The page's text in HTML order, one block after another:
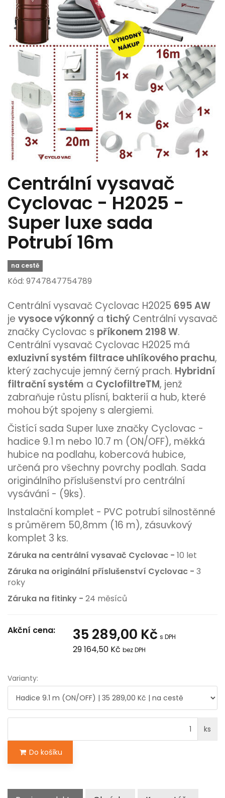
Centrální vysavač
Cyclovac - H2025 -
Super luxe sada
Potrubí 16m
na cestě
Kód: 9747847754789
Centrální vysavač Cyclovac H2025 695 AW
je vysoce výkonný a tichý Centrální vysavač
značky Cyclovac s příkonem 2198 W.
Centrální vysavač Cyclovac H2025 má
exluzivní systém filtrace uhlíkového prachu,
který zachycuje jemný černý prach. Hybridní
filtrační systém a CyclofiltreTM, jenž
zabraňuje růstu plísní, bakterií a hub, které
mohou být spojeny s alergiemi.
Čistící sada Super luxe značky Cyclovac -
hadice 9.1 m nebo 10.7 m (ON/OFF), měkká
hubice na podlahu, kobercová hubice,
určená pro všechny povrchy podlah. Sada
originálního příslušenství pro centrální
vysávání - (9ks).
Instalační komplet - PVC potrubí silnostěnné
s průměrem 50,8mm (16 m), zásuvkový
komplet 3 ks.
Záruka na centrální vysavač Cyclovac - 10 let
Záruka na originální příslušenství Cyclovac - 3
roky
Záruka na fitinky - 24 měsíců
Akční cena: 35 289,00 Kč s DPH
29 164,50 Kč bez DPH
Varianty:
ks
Do košíku